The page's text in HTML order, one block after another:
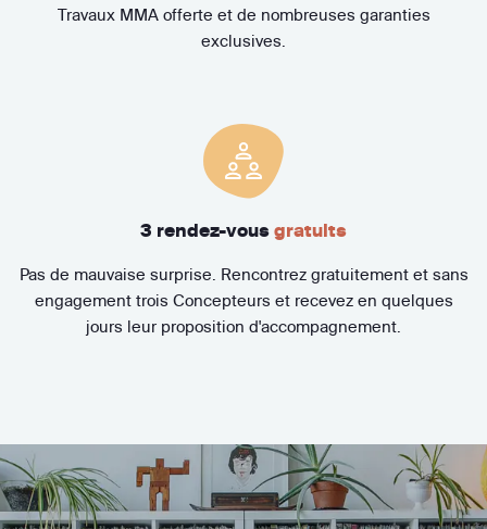
Travaux MMA offerte et de nombreuses garanties
exclusives.
3 rendez-vous gratuits
Pas de mauvaise surprise. Rencontrez gratuitement et sans
engagement trois Concepteurs et recevez en quelques
jours leur proposition d'accompagnement.